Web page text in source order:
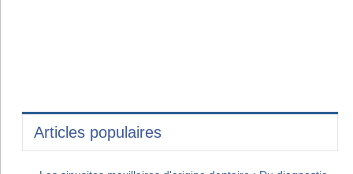
Articles populaires